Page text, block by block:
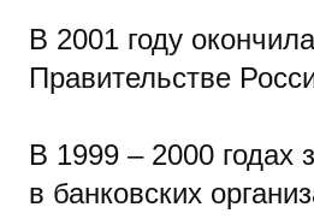
В 2001 году
Правительстве
В 1999 – 2000 годах
в банковских